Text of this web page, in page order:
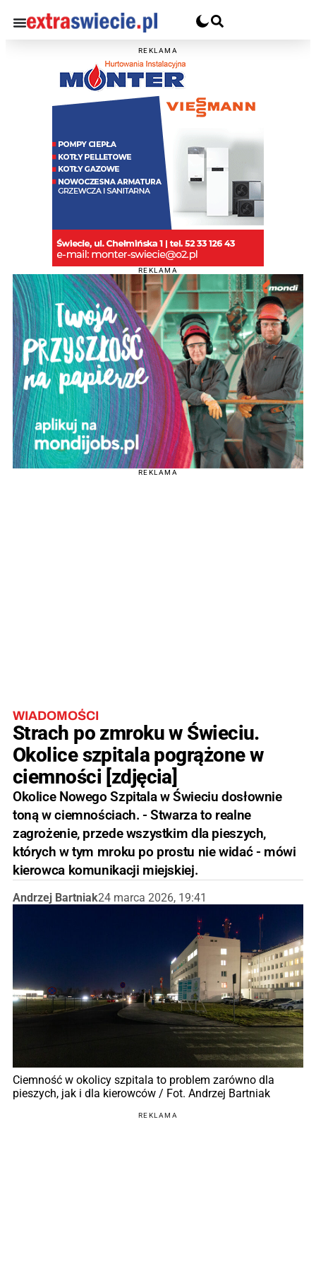
REKLAMA
REKLAMA
REKLAMA
WIADOMOŚCI
Strach po zmroku w Świeciu.
Okolice szpitala pogrążone w
ciemności [zdjęcia]
Okolice Nowego Szpitala w Świeciu dosłownie
toną w ciemnościach. - Stwarza to realne
zagrożenie, przede wszystkim dla pieszych,
których w tym mroku po prostu nie widać - mówi
kierowca komunikacji miejskiej.
Andrzej Bartniak24 marca 2026, 19:41
Ciemność w okolicy szpitala to problem zarówno dla
pieszych, jak i dla kierowców / Fot. Andrzej Bartniak
REKLAMA